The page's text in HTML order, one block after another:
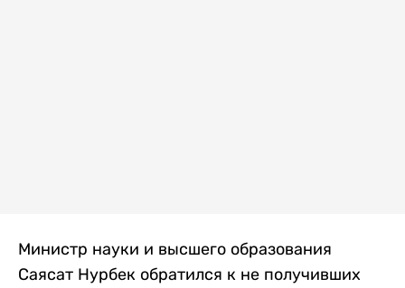
Министр науки и высшего образования
Саясат Нурбек обратился к не получивших